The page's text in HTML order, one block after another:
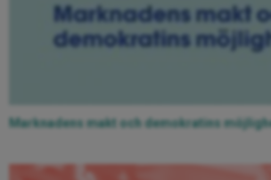
Marknadens makt och demokratins